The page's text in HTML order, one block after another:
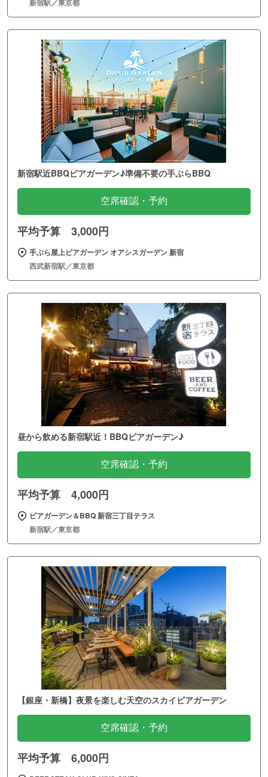
新宿駅／東京都
新宿駅近BBQビアガーデン♪準備不要の手ぶらBBQ
空席確認・予約
平均予算 3,000円
手ぶら屋上ビアガーデン オアシスガーデン 新宿
西武新宿駅／東京都
昼から飲める新宿駅近！BBQビアガーデン♪
空席確認・予約
平均予算 4,000円
ビアガーデン＆BBQ 新宿三丁目テラス
新宿駅／東京都
【銀座・新橋】夜景を楽しむ天空のスカイビアガーデン
空席確認・予約
平均予算 6,000円